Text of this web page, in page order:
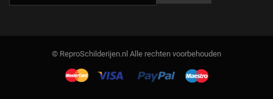
© ReproSchilderijen.nl Alle rechten voorbehouden